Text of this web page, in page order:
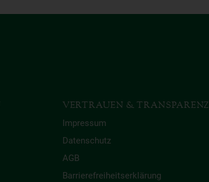
VERTRAUEN & TRANSPARENZ
Impressum
Datenschutz
AGB
Barrierefreiheitserklärung